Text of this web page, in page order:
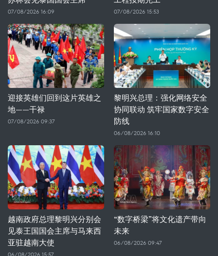
07/08/2026 16:09 07/08/2026 15:53
迎接英雄们回到这片英雄之
地——干禄
07/08/2026 09:37
黎明兴总理：强化网络安全
协同联动 筑牢国家数字安全
防线
06/08/2026 16:10
越南政府总理黎明兴分别会
见泰王国国会主席与马来西
亚驻越南大使
06/08/2026 15:57
“数字桥梁”将文化遗产带向
未来
06/08/2026 09:47